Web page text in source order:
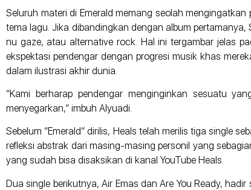
Seluruh materi di Emerald memang seolah
tema lagu. Jika dibandingkan dengan album
nu gaze, atau alternative rock. Hal ini tergambar jelas
ekspektasi pendengar dengan progresi musik khas
dalam ilustrasi akhir dunia.
“Kami berharap pendengar menginginkan sesuatu
menyegarkan,” imbuh Alyuadi.
Sebelum “Emerald” dirilis, Heals telah merilis tiga single
refleksi abstrak dari masing-masing personil yang
yang sudah bisa disaksikan di kanal YouTube Heals.
Dua single berikutnya, Air Emas dan Are You Ready,